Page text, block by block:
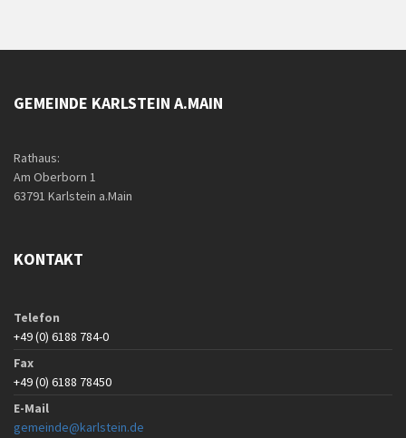
GEMEINDE KARLSTEIN A.MAIN
Rathaus:
Am Oberborn 1
63791 Karlstein a.Main
KONTAKT
Telefon
+49 (0) 6188 784-0
Fax
+49 (0) 6188 78450
E-Mail
gemeinde@karlstein.de